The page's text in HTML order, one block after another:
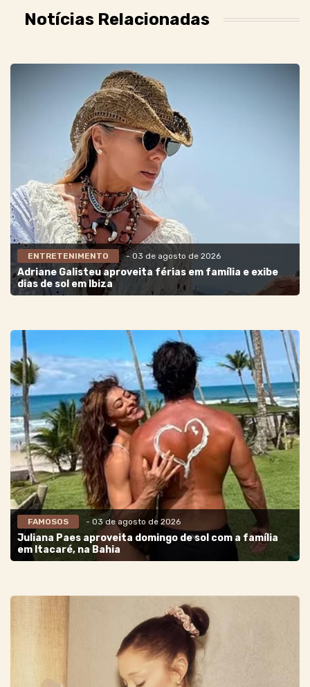
Notícias Relacionadas
ENTRETENIMENTO - 03 de agosto de 2026
Adriane Galisteu aproveita férias em família e exibe
dias de sol em Ibiza
FAMOSOS - 03 de agosto de 2026
Juliana Paes aproveita domingo de sol com a família
em Itacaré, na Bahia